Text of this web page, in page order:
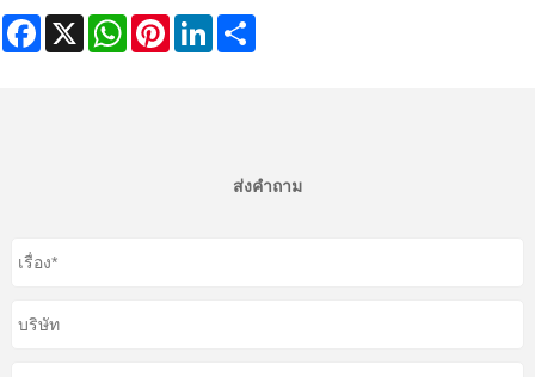
Facebook
X WhatsAppPinterestLinkedIn
ส่งคำถาม